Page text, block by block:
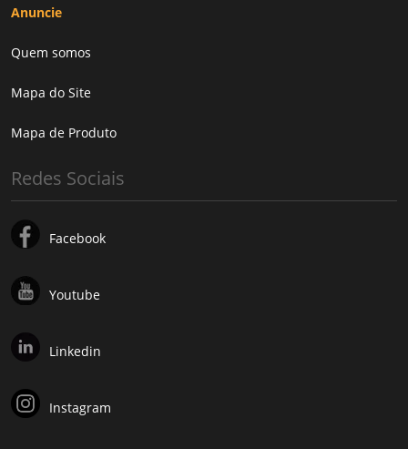
Anuncie
Quem somos
Mapa do Site
Mapa de Produto
Redes Sociais
Facebook
Youtube
Linkedin
Instagram